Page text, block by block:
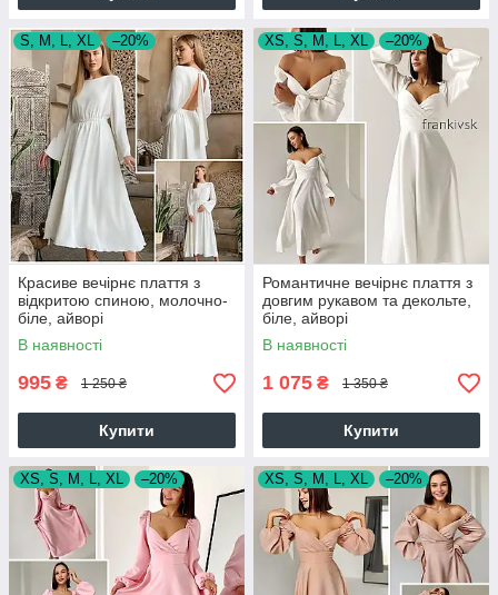
S, M, L, XL –20%
Красиве вечірнє плаття з
відкритою спиною, молочно-
біле, айворі
В наявності
995 ₴ 1 250 ₴
Купити
XS, S, M, L, XL –20%
Романтичне вечірнє плаття з
довгим рукавом та декольте,
біле, айворі
В наявності
1 075 ₴ 1 350 ₴
Купити
XS, S, M, L, XL –20% XS, S, M, L, XL –20%